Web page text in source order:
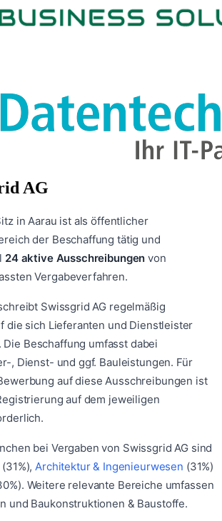
AG
in Aarau ist als öffentlicher
der Beschaffung tätig und
24aktive Ausschreibungen von
Vergabeverfahren.
Swissgrid AG regelmäßig
die sich Lieferanten und Dienstleister
Beschaffung umfasst dabei
, Dienst- und ggf. Bauleistungen. Für
auf diese Ausschreibungen ist
auf dem jeweiligen
bei Vergaben von Swissgrid AG sind
(31%),Architektur & Ingenieurwesen (31%)
%). Weitere relevante Bereiche umfassen
und Baukonstruktionen & Baustoffe.